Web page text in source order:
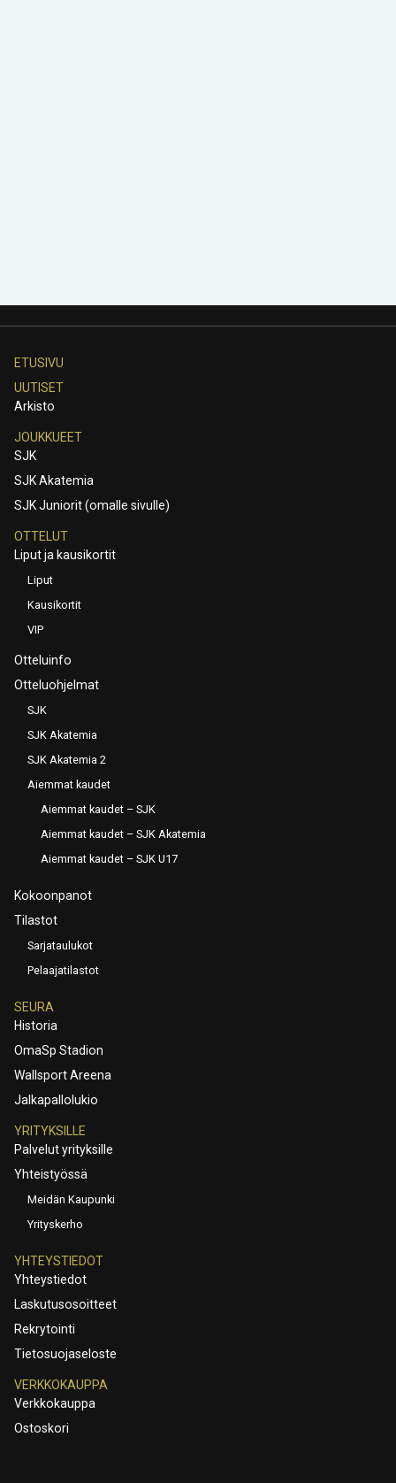
ETUSIVU
UUTISET
Arkisto
JOUKKUEET
SJK
SJK Akatemia
SJK Juniorit (omalle sivulle)
OTTELUT
Liput ja kausikortit
Liput
Kausikortit
VIP
Otteluinfo
Otteluohjelmat
SJK
SJK Akatemia
SJK Akatemia 2
Aiemmat kaudet
Aiemmat kaudet – SJK
Aiemmat kaudet – SJK Akatemia
Aiemmat kaudet – SJK U17
Kokoonpanot
Tilastot
Sarjataulukot
Pelaajatilastot
SEURA
Historia
OmaSp Stadion
Wallsport Areena
Jalkapallolukio
YRITYKSILLE
Palvelut yrityksille
Yhteistyössä
Meidän Kaupunki
Yrityskerho
YHTEYSTIEDOT
Yhteystiedot
Laskutusosoitteet
Rekrytointi
Tietosuojaseloste
VERKKOKAUPPA
Verkkokauppa
Ostoskori